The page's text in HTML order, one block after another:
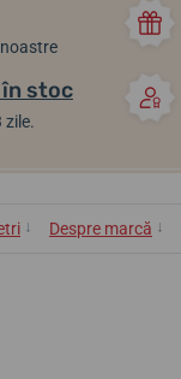
stoc
zile.
↓ Despre marcă ↓